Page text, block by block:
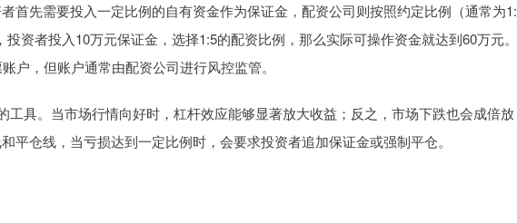
首先需要投入一定比例的自有资金作为保证金，配资公司则按照约定比例（通常为1:
资者投入10万元保证金，选择1:5的配资比例，那么实际可操作资金就达到60万元。
户，但账户通常由配资公司进行风控监管。
工具。当市场行情向好时，杠杆效应能够显著放大收益；反之，市场下跌也会成倍放
平仓线，当亏损达到一定比例时，会要求投资者追加保证金或强制平仓。